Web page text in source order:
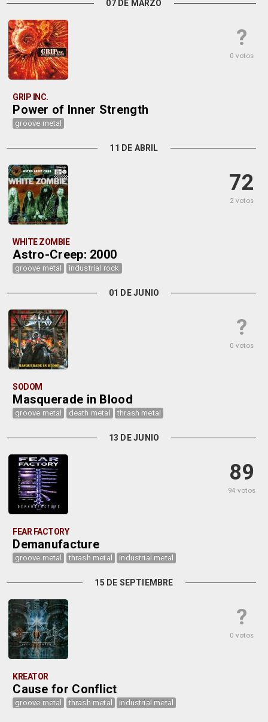
07 DE MARZO
?
0 votos
GRIP INC.
Power of Inner Strength
groove metal
11 DE ABRIL
72
2 votos
WHITE ZOMBIE
Astro-Creep: 2000
groove metal industrial rock
01 DE JUNIO
?
0 votos
SODOM
Masquerade in Blood
groove metal death metal thrash metal
13 DE JUNIO
89
94 votos
FEAR FACTORY
Demanufacture
groove metal thrash metal industrial metal
15 DE SEPTIEMBRE
?
0 votos
KREATOR
Cause for Conflict
groove metal thrash metal industrial metal